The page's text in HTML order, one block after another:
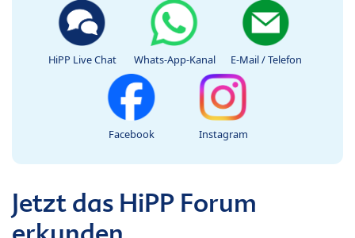
HiPP Live Chat Whats-App-Kanal E-Mail / Telefon
Facebook Instagram
Jetzt das HiPP Forum